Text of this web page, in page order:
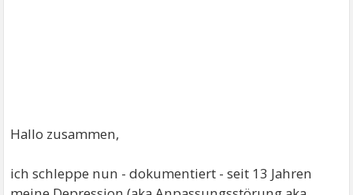
Hallo zusammen,
ich schleppe nun - dokumentiert - seit 13 Jahren